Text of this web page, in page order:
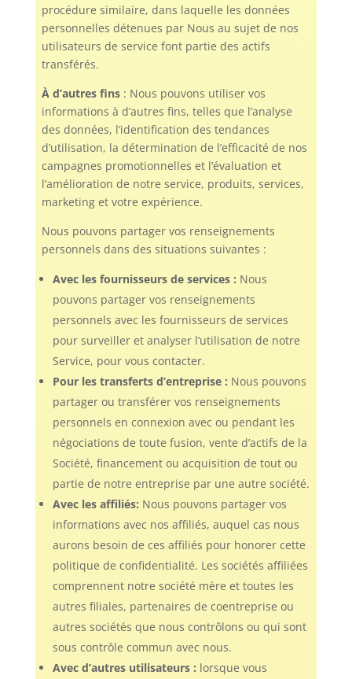
procédure similaire, dans laquelle les données
personnelles détenues par Nous au sujet de nos
utilisateurs de service font partie des actifs
transférés.
À d’autres fins: Nous pouvons utiliser vos
informations à d’autres fins, telles que l’analyse
des données, l’identification des tendances
d’utilisation, la détermination de l’efficacité de nos
campagnes promotionnelles et l’évaluation et
l’amélioration de notre service, produits, services,
marketing et votre expérience.
Nous pouvons partager vos renseignements
personnels dans des situations suivantes :
Avec les fournisseurs de services : Nous
pouvons partager vos renseignements
personnels avec les fournisseurs de services
pour surveiller et analyser l’utilisation de notre
Service, pour vous contacter.
Pour les transferts d’entreprise : Nous pouvons
partager ou transférer vos renseignements
personnels en connexion avec ou pendant les
négociations de toute fusion, vente d’actifs de la
Société, financement ou acquisition de tout ou
partie de notre entreprise par une autre société.
Avec les affiliés: Nous pouvons partager vos
informations avec nos affiliés, auquel cas nous
aurons besoin de ces affiliés pour honorer cette
politique de confidentialité. Les sociétés affiliées
comprennent notre société mère et toutes les
autres filiales, partenaires de coentreprise ou
autres sociétés que nous contrôlons ou qui sont
sous contrôle commun avec nous.
Avec d’autres utilisateurs : lorsque vous